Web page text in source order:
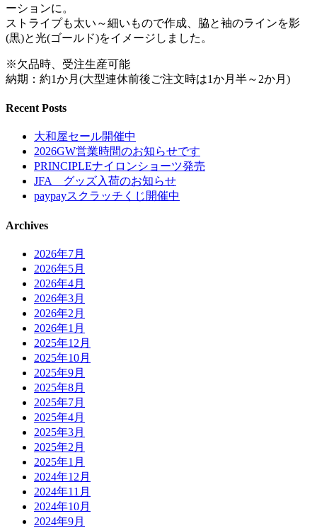
ーションに。
ストライプも太い～細いもので作成、脇と袖のラインを影
(黒)と光(ゴールド)をイメージしました。
※欠品時、受注生産可能
納期：約1か月(大型連休前後ご注文時は1か月半～2か月)
Recent Posts
大和屋セール開催中
2026GW営業時間のお知らせです
PRINCIPLEナイロンショーツ発売
JFA グッズ入荷のお知らせ
paypayスクラッチくじ開催中
Archives
2026年7月
2026年5月
2026年4月
2026年3月
2026年2月
2026年1月
2025年12月
2025年10月
2025年9月
2025年8月
2025年7月
2025年4月
2025年3月
2025年2月
2025年1月
2024年12月
2024年11月
2024年10月
2024年9月